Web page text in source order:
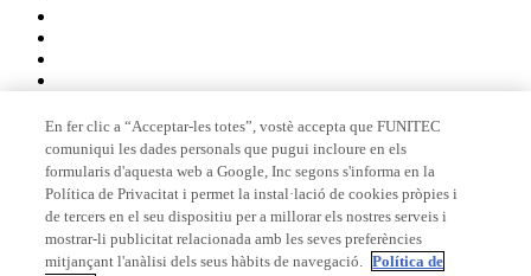
Membre de
Acreditacions
En fer clic a “Acceptar-les totes”, vostè accepta que FUNITEC
comuniqui les dades personals que pugui incloure en els
formularis d'aquesta web a Google, Inc segons s'informa en la
Política de Privacitat i permet la instal·lació de cookies pròpies i
de tercers en el seu dispositiu per a millorar els nostres serveis i
mostrar-li publicitat relacionada amb les seves preferències
mitjançant l'anàlisi dels seus hàbits de navegació. Política de